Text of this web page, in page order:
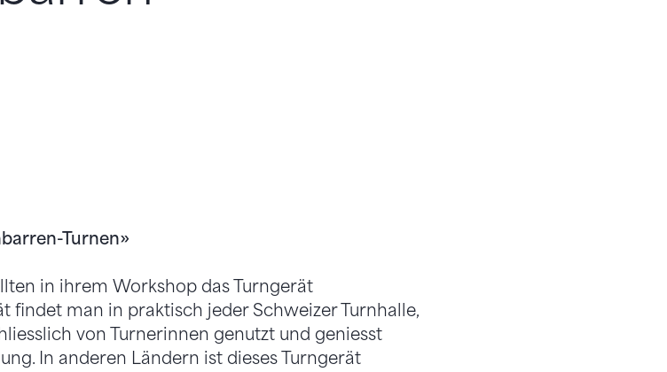
Turnen»
in ihrem Workshop das Turngerät
findet man in praktisch jeder Schweizer Turnhalle,
von Turnerinnen genutzt und geniesst
In anderen Ländern ist dieses Turngerät